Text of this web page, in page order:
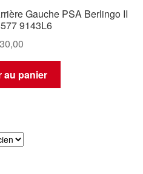
Gauche PSA Berlingo II
9143L6
au panier